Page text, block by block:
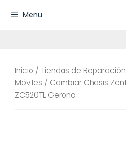
Menu
Inicio / Tiendas de
Móviles / Cambiar Chasis
ZC520TL Gerona